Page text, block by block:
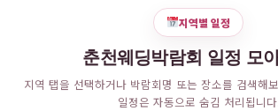
지역별 일정
춘천웨딩박람회 일정 모
지역 탭을 선택하거나 박람회명 또는 장소를 검색해
일정은 자동으로 숨김 처리됩니